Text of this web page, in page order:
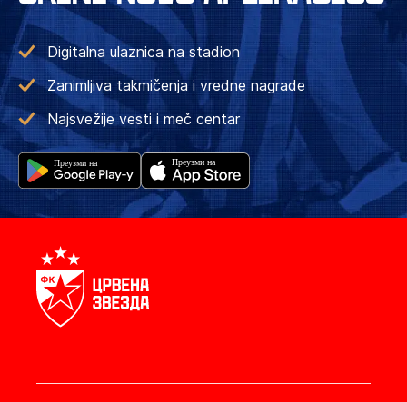
Digitalna ulaznica na stadion
Zanimljiva takmičenja i vredne nagrade
Najsvežije vesti i meč centar